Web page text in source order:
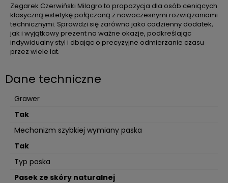
Zegarek Czerwiński Milagro to propozycja dla osób ceniących
klasyczną estetykę połączoną z nowoczesnymi rozwiązaniami
technicznymi. Sprawdzi się zarówno jako codzienny dodatek,
jak i wyjątkowy prezent na ważne okazje, podkreślając
indywidualny styl i dbając o precyzyjne odmierzanie czasu
przez wiele lat.
Dane techniczne
Grawer
Tak
Mechanizm szybkiej wymiany paska
Tak
Typ paska
Pasek ze skóry naturalnej